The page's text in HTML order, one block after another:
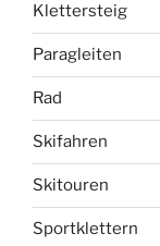
Klettersteig
Paragleiten
Rad
Skifahren
Skitouren
Sportklettern